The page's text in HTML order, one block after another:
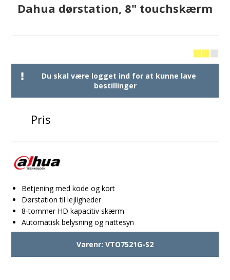
Dahua dørstation, 8" touchskærm
Du skal være logget ind for at kunne lave
bestillinger
Pris
Betjening med kode og kort
Dørstation til lejligheder
8-tommer HD kapacitiv skærm
Automatisk belysning og nattesyn
Varenr: VTO7521G-S2